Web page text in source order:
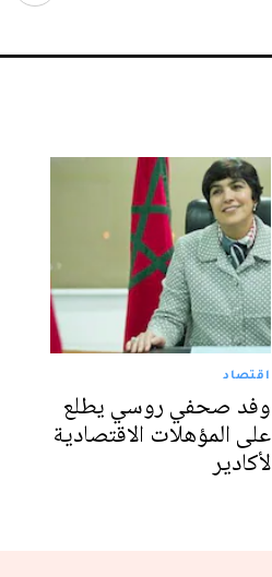
اقتصاد
وفد صحفي روسي يطلع
على المؤهلات الاقتصادية
لأكادير